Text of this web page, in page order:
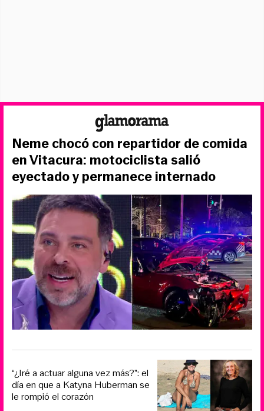
Neme chocó con repartidor de comida
en Vitacura: motociclista salió
eyectado y permanece internado
“¿Iré a actuar alguna vez más?”: el
día en que a Katyna Huberman se
le rompió el corazón